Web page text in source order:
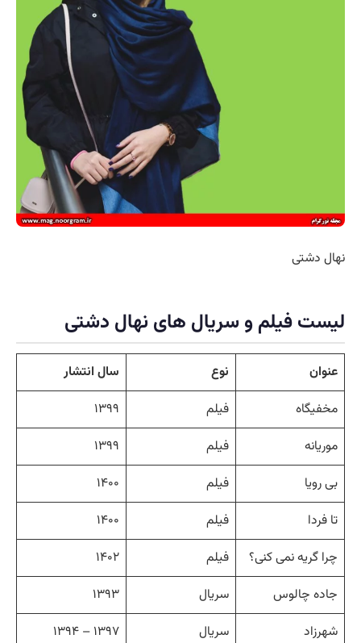
نهال دشتی
لیست فیلم و سریال های نهال دشتی
عنوان نوع
سال انتشار
مخفیگاه
فیلم
۱۳۹۹
موریانه
فیلم
۱۳۹۹
بی رویا
فیلم
۱۴۰۰
تا فردا
فیلم
۱۴۰۰
چرا گریه نمی کنی؟
فیلم
۱۴۰۲
جاده چالوس
سریال
۱۳۹۳
شهرزاد
سریال
۱۳۹۷ – ۱۳۹۴